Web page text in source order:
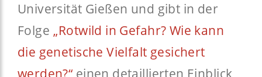
Universität Gießen und gibt in der
Folge „Rotwild in Gefahr? Wie kann
die genetische Vielfalt gesichert
werden?“ einen detaillierten Einblick